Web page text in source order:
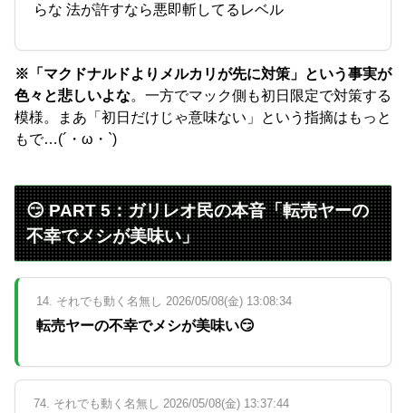
らな 法が許すなら悪即斬してるレベル
※「マクドナルドよりメルカリが先に対策」という事実が
色々と悲しいよな。一方でマック側も初日限定で対策する
模様。まあ「初日だけじゃ意味ない」という指摘はもっと
もで…(´・ω・`)
😏 PART 5：ガリレオ民の本音「転売ヤーの
不幸でメシが美味い」
14. それでも動く名無し 2026/05/08(金) 13:08:34
転売ヤーの不幸でメシが美味い😏
74. それでも動く名無し 2026/05/08(金) 13:37:44